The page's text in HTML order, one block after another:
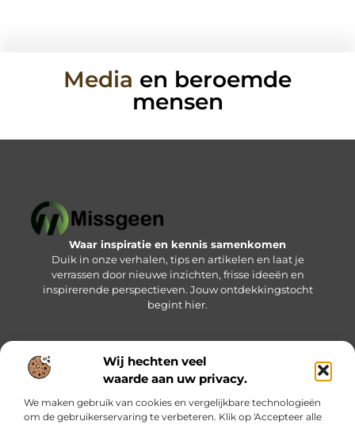
Wij hechten veel
waarde aan uw privacy.
We maken gebruik van cookies en vergelijkbare technologieën
om de gebruikerservaring te verbeteren. Klik op 'Accepteer alle
Media en beroemde
mensen
Waar inspiratie en kennis samenkomen
Duik in onze verhalen, tips en artikelen en laat je
verrassen door nieuwe inzichten, frisse ideeën en
inspirerende perspectieven. Jouw ontdekkingstocht
begint hier.
Bericht categorie